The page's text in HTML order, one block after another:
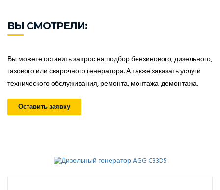
ВЫ СМОТРЕЛИ:
Вы можете оставить запрос на подбор бензинового, дизельного,
газового или сварочного генератора. А также заказать услуги
технического обслуживания, ремонта, монтажа-демонтажа.
Оставить заявку